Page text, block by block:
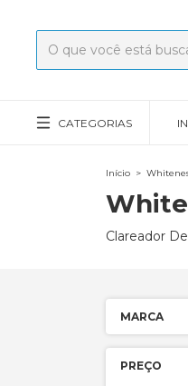
CATEGORIAS
Início >
Clareador
MARCA
PREÇO